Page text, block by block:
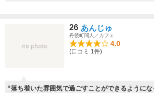
26 あんじゅ
丹後町間人／カフェ
4.0
(口コミ 1件)
“落ち着いた雰囲気で過ごすことができるように